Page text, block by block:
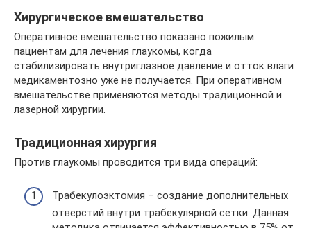
Хирургическое вмешательство
Оперативное вмешательство показано пожилым
пациентам для лечения глаукомы, когда
стабилизировать внутриглазное давление и отток влаги
медикаментозно уже не получается. При оперативном
вмешательстве применяются методы традиционной и
лазерной хирургии.
Традиционная хирургия
Против глаукомы проводится три вида операций:
Трабекулоэктомия – создание дополнительных
отверстий внутри трабекулярной сетки. Данная